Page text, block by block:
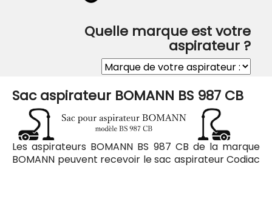
Quelle marque est votre
aspirateur ?
Sac aspirateur BOMANN BS 987 CB
Les aspirateurs BOMANN BS 987 CB de la marque
BOMANN peuvent recevoir le sac aspirateur Codiac